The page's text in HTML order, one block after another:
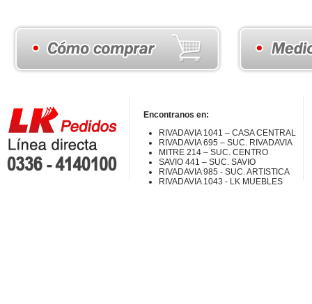
Encontranos en:
RIVADAVIA 1041 – CASA CENTRAL
RIVADAVIA 695 – SUC. RIVADAVIA
MITRE 214 – SUC. CENTRO
SAVIO 441 – SUC. SAVIO
RIVADAVIA 985 - SUC. ARTISTICA
RIVADAVIA 1043 - LK MUEBLES